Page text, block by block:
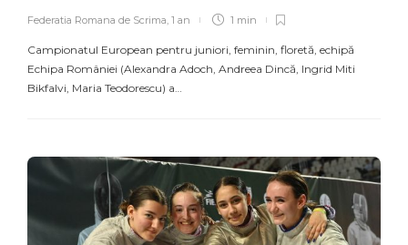
Federatia Romana de Scrima, 1 an 1 min
Campionatul European pentru juniori, feminin, floretă, echipă
Echipa României (Alexandra Adoch, Andreea Dincă, Ingrid Miti
Bikfalvi, Maria Teodorescu) a…